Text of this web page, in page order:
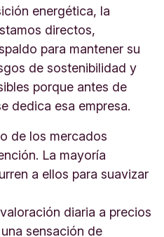
energética, la
directos,
para mantener su
de sostenibilidad y
porque antes de
dedica esa empresa.
de los mercados
La mayoría
a ellos para suavizar
diaria a precios
sensación de